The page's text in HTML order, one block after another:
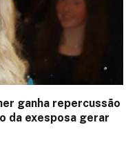
ganha repercussão
da exesposa gerar